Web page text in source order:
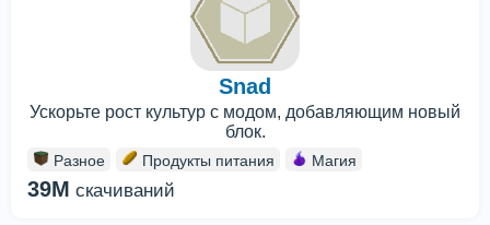
Snad
Ускорьте рост культур с модом, добавляющим новый
блок.
Разное Продукты питания Магия
39M скачиваний